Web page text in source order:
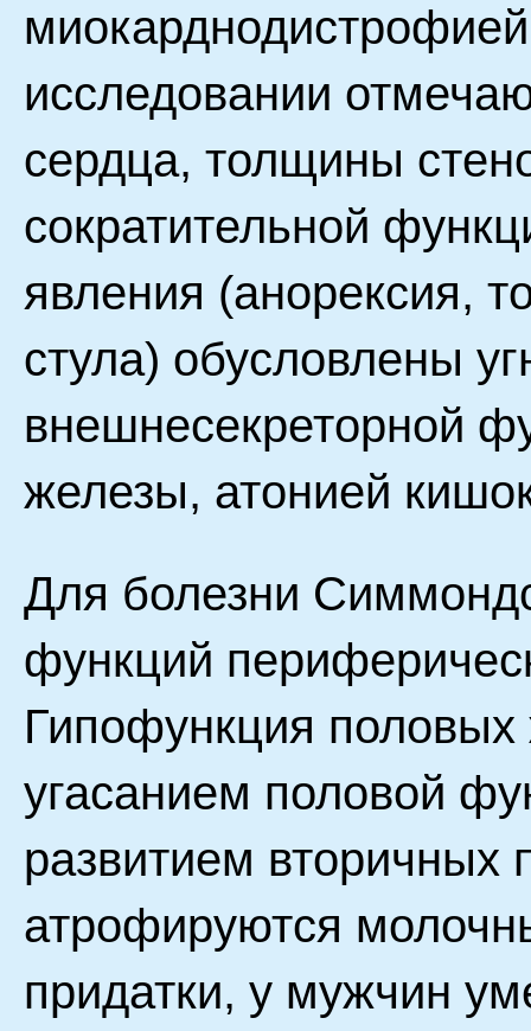
исследовании
сердца, толщины
сократительной
явления (анорексия,
стула) обусловлены
внешнесекреторной
железы, атонией
Для болезни
функций
Гипофункция половых
угасанием половой
развитием вторичных
атрофируются
придатки, у мужчин